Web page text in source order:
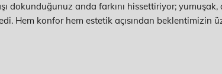
dokunduğunuz anda farkını hissettiriyor; yumuşak,
Hem konfor hem estetik açısından beklentimizin